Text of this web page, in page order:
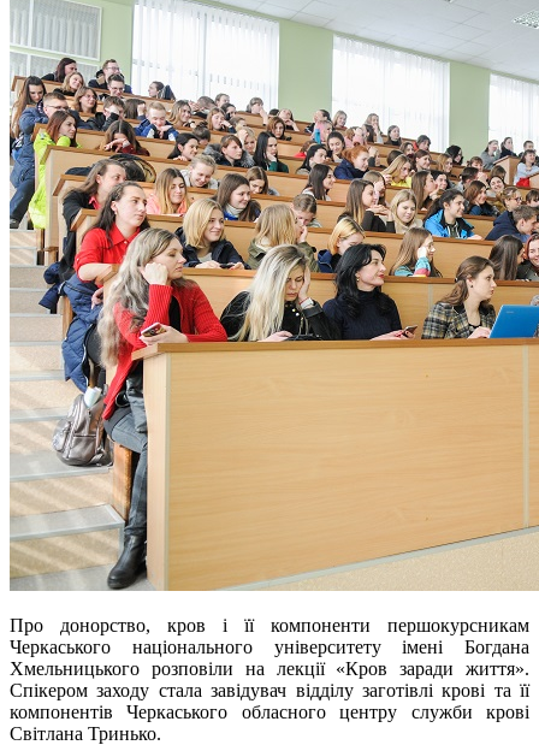
Про донорство, кров і її компоненти першокурсникам
Черкаського національного університету імені Богдана
Хмельницького розповіли на лекції «Кров заради життя».
Спікером заходу стала завідувач відділу заготівлі крові та її
компонентів Черкаського обласного центру служби крові
Світлана Тринько.